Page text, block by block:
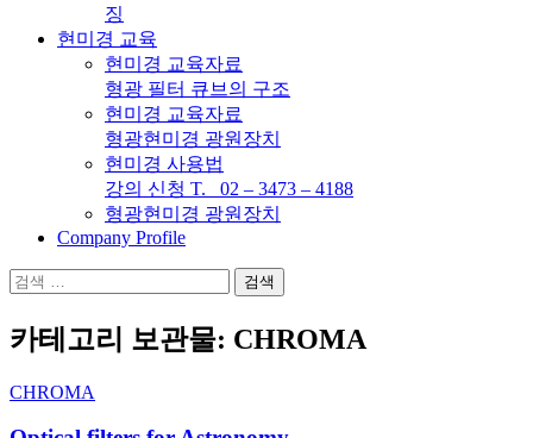
징
현미경 교육
현미경 교육자료
형광 필터 큐브의 구조
현미경 교육자료
형광현미경 광원장치
현미경 사용법
강의 신청 T. 02 – 3473 – 4188
형광현미경 광원장치
Company Profile
검
카테고리 보관물: CHROMA
CHROMA